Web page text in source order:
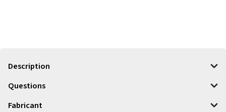
Description
Questions
Fabricant